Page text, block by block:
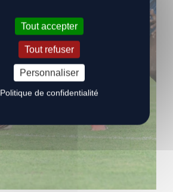
Tout accepter
Tout refuser
Personnaliser
Politique de confidentialité